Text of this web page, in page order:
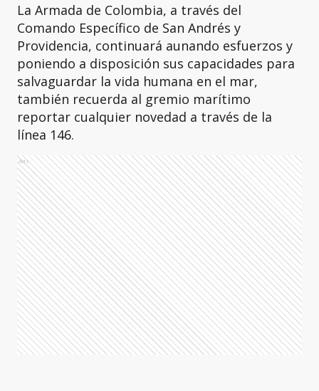
La Armada de Colombia, a través del
Comando Específico de San Andrés y
Providencia, continuará aunando esfuerzos y
poniendo a disposición sus capacidades para
salvaguardar la vida humana en el mar,
también recuerda al gremio marítimo
reportar cualquier novedad a través de la
línea 146.
Ads